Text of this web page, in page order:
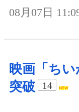
08月07日
映画「ちい
突破
14